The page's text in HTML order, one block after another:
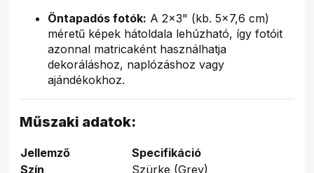
Öntapadós fotók: A 2x3" (kb. 5x7,6 cm)
méretű képek hátoldala lehúzható, így fotóit
azonnal matricaként használhatja
dekoráláshoz, naplózáshoz vagy
ajándékokhoz.
Műszaki adatok:
Jellemző
Specifikáció
Szín
Szürke (Grey)